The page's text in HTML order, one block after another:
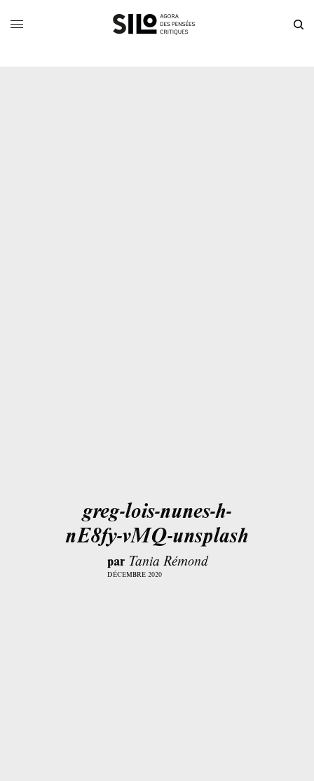
greg-lois-nunes-h-
nE8fy-vMQ-unsplash
par Tania Rémond
DÉCEMBRE 2020